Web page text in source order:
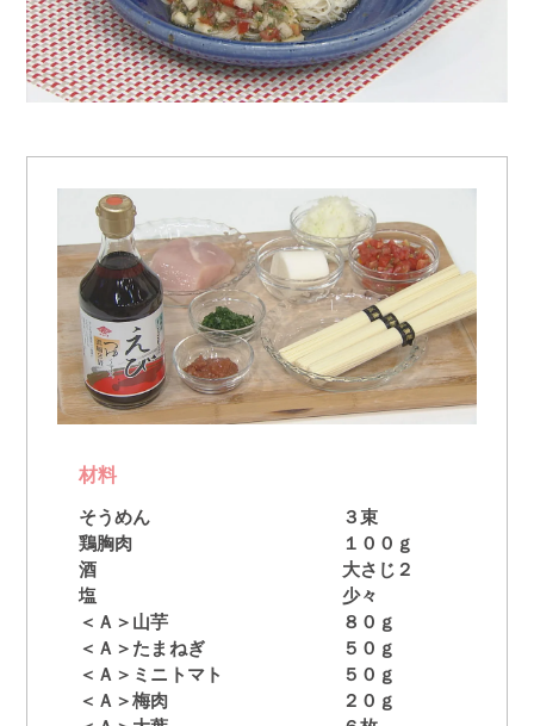
材料
そうめん
３束
鶏胸肉
１００ｇ
酒
大さじ２
塩
少々
＜Ａ＞山芋
８０ｇ
＜Ａ＞たまねぎ
５０ｇ
＜Ａ＞ミニトマト
５０ｇ
＜Ａ＞梅肉
２０ｇ